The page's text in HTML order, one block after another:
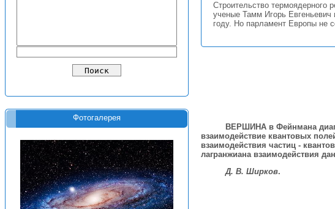
Фотогалерея
Строительство термоядерного
ученые Тамм Игорь Евгеньевич
году. Но парламент Европы не
ВЕРШИНА в Фейнмана
взаимодействие квантовых
взаимодействия частиц -
лагранжиана взаимодействия
Д. В. Ширков.